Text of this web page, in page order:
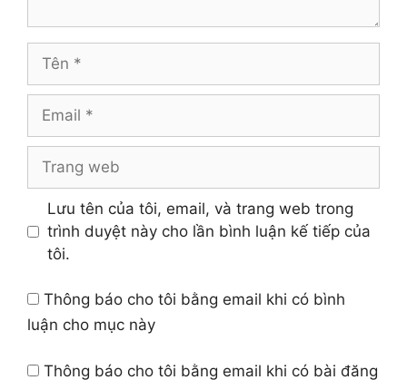
web
Lưu tên của tôi, email, và trang web trong
trình duyệt này cho lần bình luận kế tiếp của
tôi.
Thông báo cho tôi bằng email khi có bình
luận cho mục này
Thông báo cho tôi bằng email khi có bài đăng